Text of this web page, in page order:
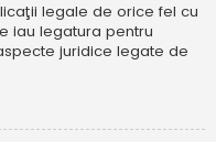
legale de orice fel cu
iau legatura pentru
juridice legate de